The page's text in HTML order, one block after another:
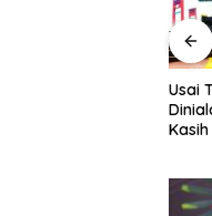
Usai Terpilih
Dinialdie
Kasih kepada